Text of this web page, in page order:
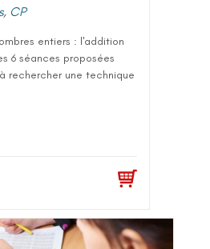
, CP
entiers : l'addition
6 séances proposées
rechercher une technique